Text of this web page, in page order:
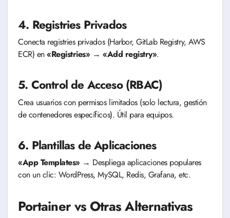
4. Registries Privados
Conecta registries privados (Harbor, GitLab Registry, AWS
ECR) en«Registries» → «Add registry».
5. Control de Acceso (RBAC)
Crea usuarios con permisos limitados (solo lectura, gestión
de contenedores específicos). Útil para equipos.
6. Plantillas de Aplicaciones
«App Templates» → Despliega aplicaciones populares
con un clic: WordPress, MySQL, Redis, Grafana, etc.
Portainer vs Otras Alternativas